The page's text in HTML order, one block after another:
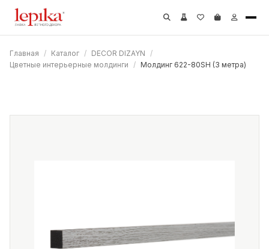
Главная / Каталог / DECOR DIZAYN /
Цветные интерьерные молдинги / Молдинг 622-80SH (3 метра)